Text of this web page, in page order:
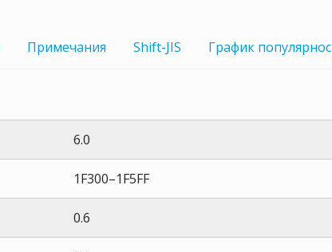
Примечания Shift-JIS График
6.0
1F300–1F5FF
0.6